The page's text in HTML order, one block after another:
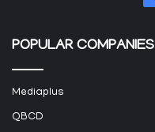
POPULAR COMPANIES
Mediaplus
QBCD